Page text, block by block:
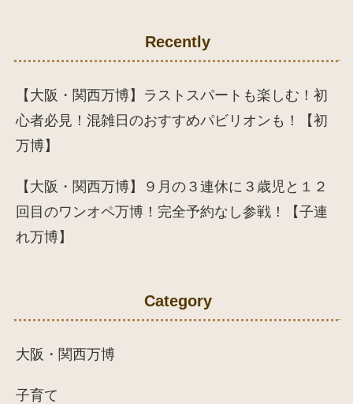
Recently
【大阪・関西万博】ラストスパートも楽しむ！初
心者必見！混雑日のおすすめパビリオンも！【初
万博】
【大阪・関西万博】９月の３連休に３歳児と１２
回目のワンオペ万博！完全予約なし参戦！【子連
れ万博】
Category
大阪・関西万博
子育て